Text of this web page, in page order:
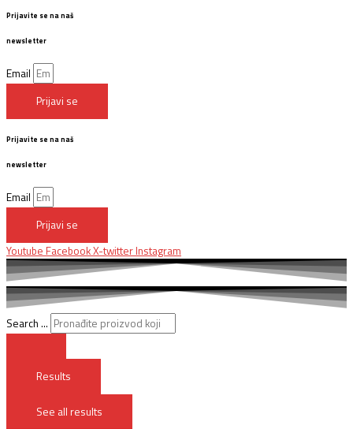
Prijavite se na naš
newsletter
Email
Prijavi se
Prijavite se na naš
newsletter
Email
Prijavi se
Youtube FacebookX-twitter Instagram
Search ...
Results
See all results